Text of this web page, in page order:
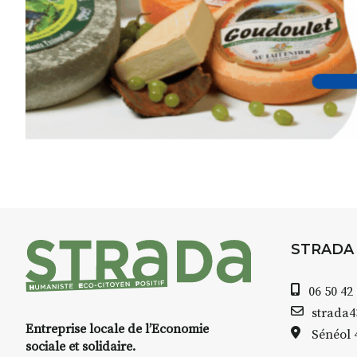
Pendant3 jours, vous
l’instant :
Croquis, carnet de voyage,
aquarelle, encre, ou contenu
Le programme :
8h : rendez-vous au point de
Et si le temps se gâte : un
permettra de continuer à créer.
À partir de 90€/jour(soit 270€
Minimum 8 personnes – sans
Entreprise locale de l’Economie
sociale et solidaire.
STRADA
06 50 42
Sénéol